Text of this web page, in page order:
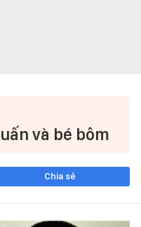
và bé bôm
Chia sẻ